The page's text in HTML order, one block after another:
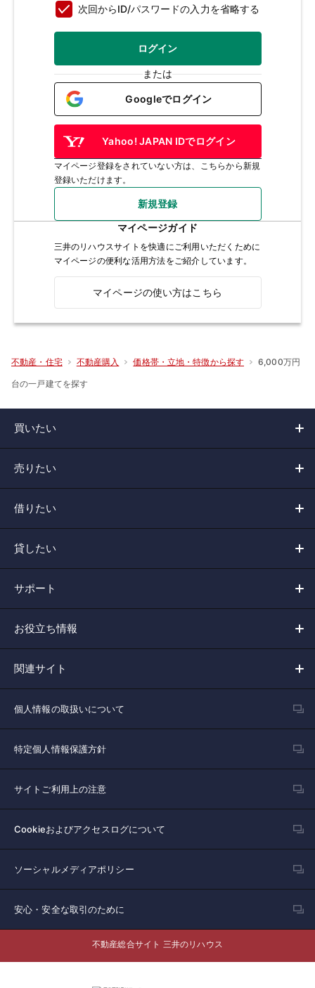
次回からID/パスワードの入力を省略する
ログイン
または
Googleでログイン
Yahoo! JAPAN IDでログイン
マイページ登録をされていない方は、こちらから新規
登録いただけます。
新規登録
マイページガイド
三井のリハウスサイトを快適にご利用いただくために
マイページの便利な活用方法をご紹介しています。
マイページの使い方はこちら
不動産・住宅 不動産購入 価格帯・立地・特徴から探す 6,000万円
台の一戸建てを探す
買いたい
売りたい
借りたい
貸したい
サポート
お役立ち情報
関連サイト
個人情報の取扱いについて
特定個人情報保護方針
サイトご利用上の注意
Cookieおよびアクセスログについて
ソーシャルメディアポリシー
安心・安全な取引のために
不動産総合サイト 三井のリハウス